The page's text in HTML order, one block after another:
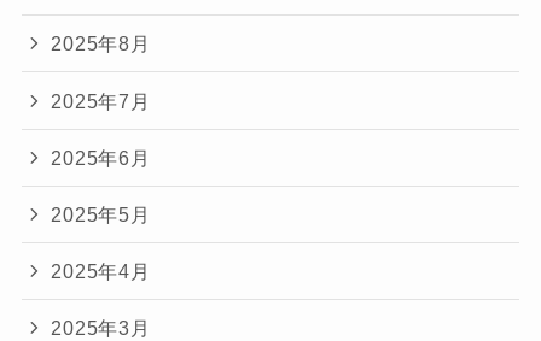
2025年8月
2025年7月
2025年6月
2025年5月
2025年4月
2025年3月